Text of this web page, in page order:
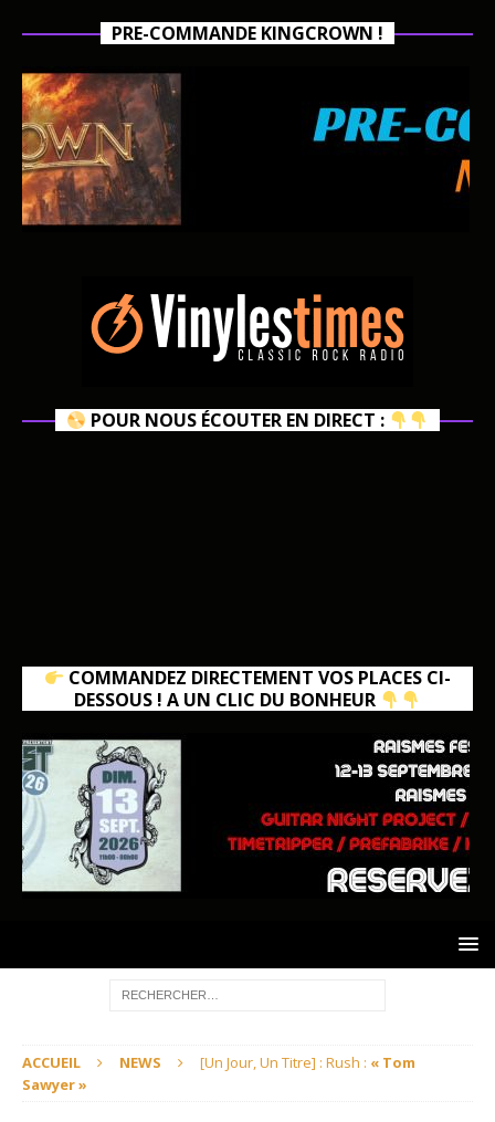
PRE-COMMANDE KINGCROWN !
POUR NOUS ÉCOUTER EN DIRECT :
COMMANDEZ DIRECTEMENT VOS PLACES CI-
DESSOUS ! A UN CLIC DU BONHEUR
ACCUEIL NEWS [Un Jour, Un Titre] : Rush : « Tom
Sawyer »